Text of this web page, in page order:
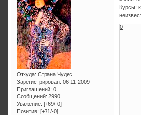
Откуда: Страна Чудес
Зарегистрирован: 06-11-2009
Приглашений: 0
Сообщений: 2990
Уважение: [+69/-0]
Позитив: [+71/-0]
Курсы:
0